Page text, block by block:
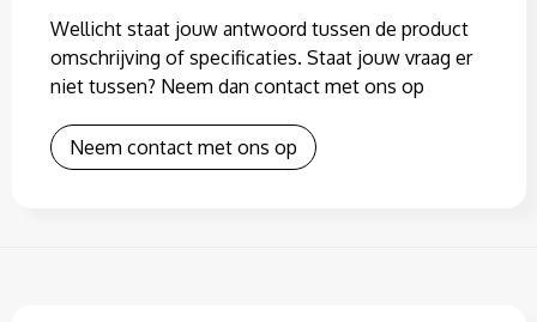
Wellicht staat jouw antwoord tussen de product
omschrijving of specificaties. Staat jouw vraag er
niet tussen? Neem dan contact met ons op
Neem contact met ons op